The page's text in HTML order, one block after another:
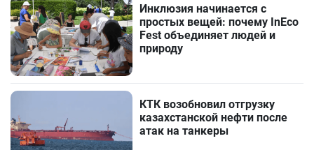
Инклюзия начинается с
простых вещей: почему InEco
Fest объединяет людей и
природу
КТК возобновил отгрузку
казахстанской нефти после
атак на танкеры